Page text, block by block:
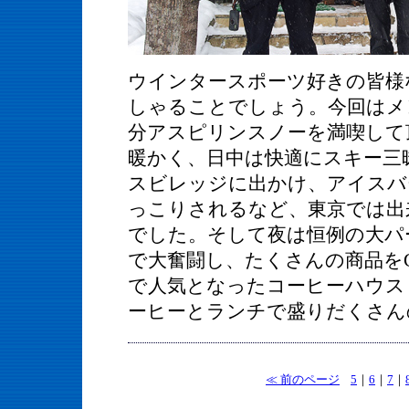
ウインタースポーツ好きの皆
しゃることでしょう。今回は
分アスピリンスノーを満喫し
暖かく、日中は快適にスキー
スビレッジに出かけ、アイス
っこりされるなど、東京では
でした。そして夜は恒例の大
で大奮闘し、たくさんの商品
で人気となったコーヒーハウ
ーヒーとランチで盛りだくさ
≪ 前のページ 5 ｜ 6 ｜ 7 ｜